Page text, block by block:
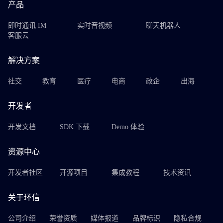
产品
即时通讯 IM 实时音视频
聊天机器人
客服云
解决方案
社交 教育 医疗 电商 政企 出海
开发者
开发文档 SDK 下载 Demo 体验
资源中心
开发者社区 开源项目 集成教程 技术资讯
关于环信
公司介绍 荣誉资质 媒体报道 品牌标识
隐私合规